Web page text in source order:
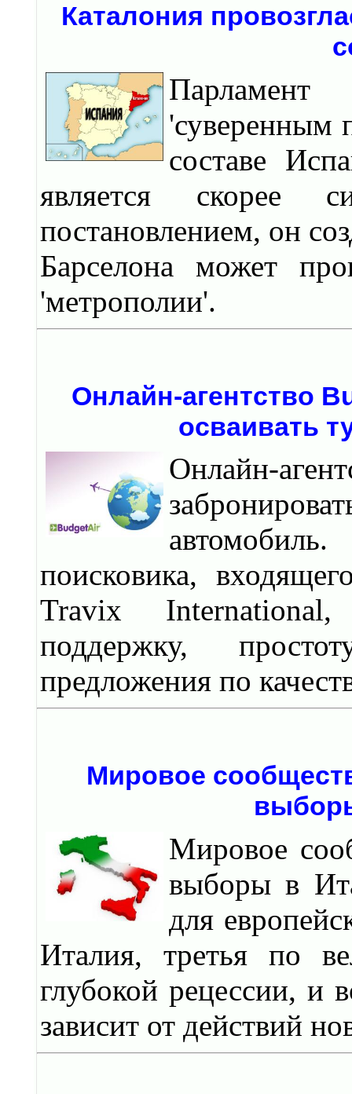
Каталония
Парламент
'суверенным
составе
является скорее
постановлением, он
Барселона может
'метрополии'.
Онлайн-агентство
осваивать
Онлайн-
поисковика,
Travix
поддержку,
предложения по
Мировое
Мировое
выборы в
для
Италия, третья по
глубокой рецессии, и
зависит от действий